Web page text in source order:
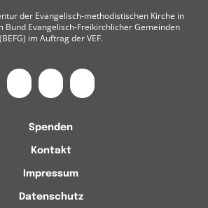
der Evangelisch-methodistischen Kirche in
Bund Evangelisch-Freikirchlicher Gemeinden
(BEFG) im Auftrag der VEF.
Spenden
Kontakt
Impressum
Datenschutz